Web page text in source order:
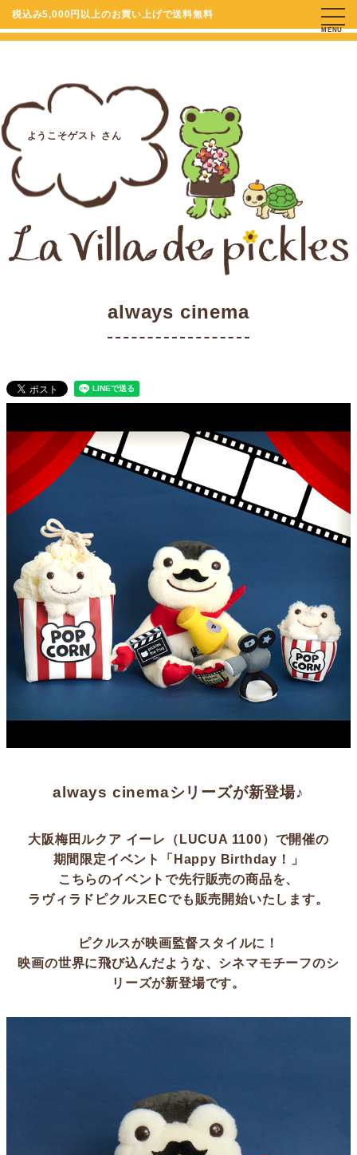
税込み5,000円以上のお買い上げで送料無料
ようこそゲスト さん
MENU
always cinema
always cinemaシリーズが新登場♪
大阪梅田ルクア イーレ（LUCUA 1100）で開催の
期間限定イベント「Happy Birthday！」
こちらのイベントで先行販売の商品を、
ラヴィラドピクルスECでも販売開始いたします。
ピクルスが映画監督スタイルに！
映画の世界に飛び込んだような、シネマモチーフのシ
リーズが新登場です。